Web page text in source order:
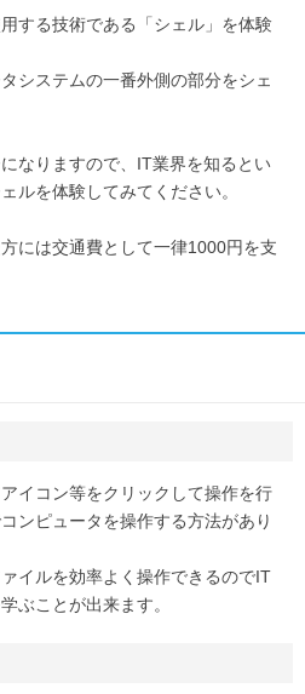
する技術である「シェル」を体験
システムの一番外側の部分をシェ
なりますので、IT業界を知るとい
ルを体験してみてください。
には交通費として一律1000円を支
イコン等をクリックして操作を行
ンピュータを操作する方法があり
イルを効率よく操作できるのでIT
ぶことが出来ます。